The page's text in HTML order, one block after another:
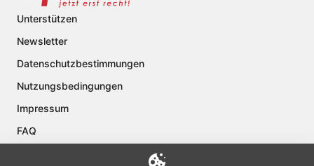
Unterstützen
Newsletter
Datenschutzbestimmungen
Nutzungsbedingungen
Impressum
FAQ